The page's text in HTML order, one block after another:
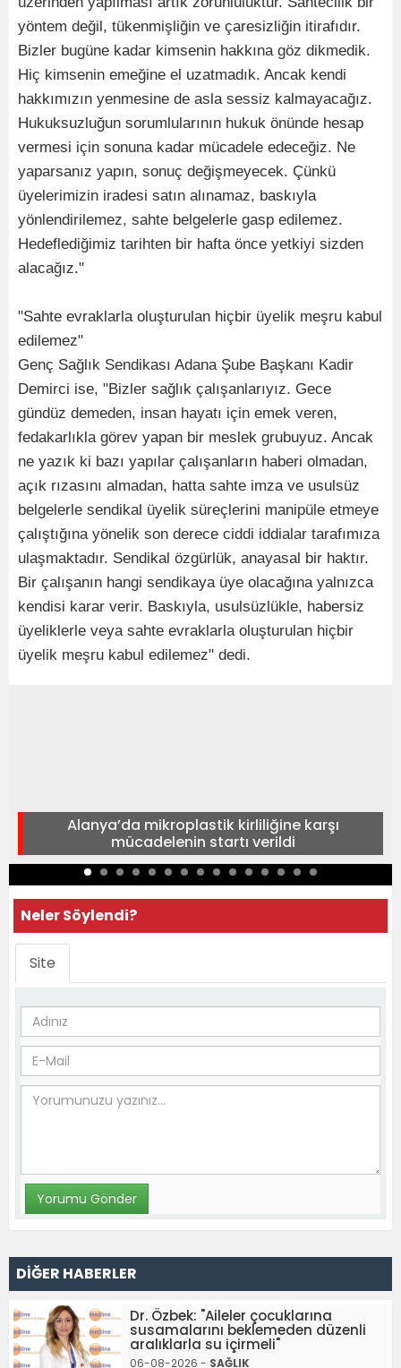
yöntem değil, tükenmişliğin ve çaresizliğin itirafıdır.
Bizler bugüne kadar kimsenin hakkına göz dikmedik.
Hiç kimsenin emeğine el uzatmadık. Ancak kendi
hakkımızın yenmesine de asla sessiz kalmayacağız.
Hukuksuzluğun sorumlularının hukuk önünde hesap
vermesi için sonuna kadar mücadele edeceğiz. Ne
yaparsanız yapın, sonuç değişmeyecek. Çünkü
üyelerimizin iradesi satın alınamaz, baskıyla
yönlendirilemez, sahte belgelerle gasp edilemez.
Hedeflediğimiz tarihten bir hafta önce yetkiyi sizden
alacağız."
"Sahte evraklarla oluşturulan hiçbir üyelik meşru kabul
edilemez"
Genç Sağlık Sendikası Adana Şube Başkanı Kadir
Demirci ise, "Bizler sağlık çalışanlarıyız. Gece
gündüz demeden, insan hayatı için emek veren,
fedakarlıkla görev yapan bir meslek grubuyuz. Ancak
ne yazık ki bazı yapılar çalışanların haberi olmadan,
açık rızasını almadan, hatta sahte imza ve usulsüz
belgelerle sendikal üyelik süreçlerini manipüle etmeye
çalıştığına yönelik son derece ciddi iddialar tarafımıza
ulaşmaktadır. Sendikal özgürlük, anayasal bir haktır.
Bir çalışanın hangi sendikaya üye olacağına yalnızca
kendisi karar verir. Baskıyla, usulsüzlükle, habersiz
üyeliklerle veya sahte evraklarla oluşturulan hiçbir
üyelik meşru kabul edilemez" dedi.
Alanya’da mikroplastik kirliliğine karşı
mücadelenin startı verildi
Neler Söylendi?
Site
DİĞER HABERLER
Dr. Özbek: "Aileler çocuklarına
susamalarını beklemeden düzenli
aralıklarla su içirmeli"
06-08-2026 - SAĞLIK